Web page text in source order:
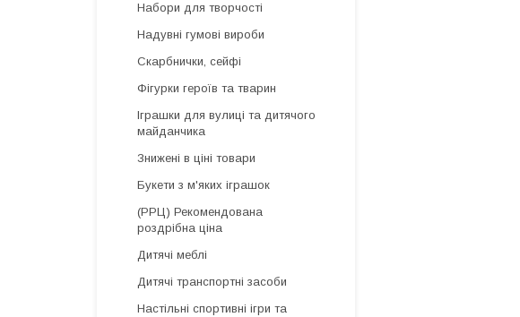
Набори для творчості
Надувні гумові вироби
Скарбнички, сейфі
Фігурки героїв та тварин
Іграшки для вулиці та дитячого
майданчика
Знижені в ціні товари
Букети з м'яких іграшок
(РРЦ) Рекомендована
роздрібна ціна
Дитячі меблі
Дитячі транспортні засоби
Настільні спортивні ігри та